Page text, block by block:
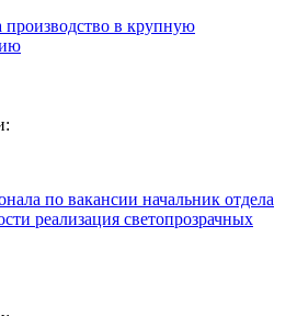
в крупную
по вакансии начальник отдела
реализация светопрозрачных